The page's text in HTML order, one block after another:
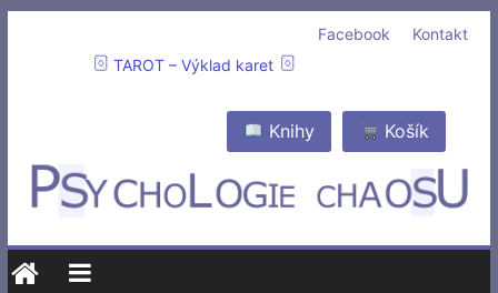
Kontakt
Facebook
TAROT – Výklad karet
Košík
Knihy